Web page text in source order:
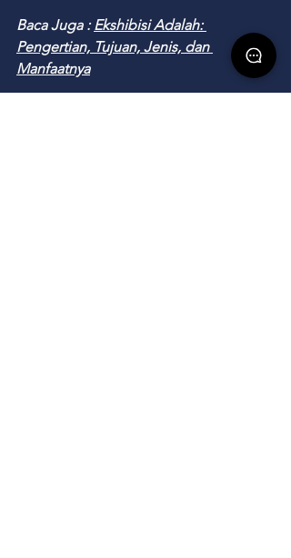
Baca Juga : Ekshibisi Adalah:
Pengertian, Tujuan, Jenis, dan
Manfaatnya